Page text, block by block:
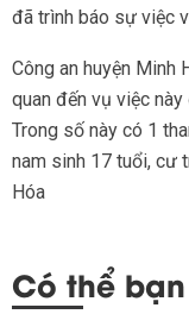
đã trình báo sự việc
Công an huyện Minh
quan đến vụ việc
Trong số này có 1
nam sinh 17 tuổi, cư
Hóa
Có thể